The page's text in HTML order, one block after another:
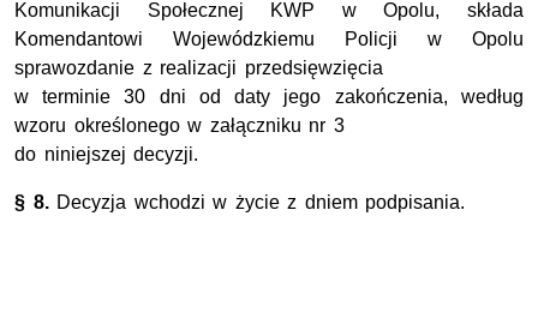
Komunikacji Społecznej KWP w Opolu, składa
Komendantowi Wojewódzkiemu Policji w Opolu
sprawozdanie z realizacji przedsięwzięcia
w terminie 30 dni od daty jego zakończenia, według
wzoru określonego w załączniku nr 3
do niniejszej decyzji.
§ 8.Decyzja wchodzi w życie z dniem podpisania.